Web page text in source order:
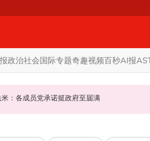
政治社会国际专题奇趣视频百秒AI报
要求安华解释为何冻结MyKHAS权限 5蓝眼议员: 改革不是把人民拨款政治
全国大选提前举行 法米：各成员党承诺挺政府至届满
影沦“反面教材”？ 狮城本土电影公司国庆献礼掀网民论战